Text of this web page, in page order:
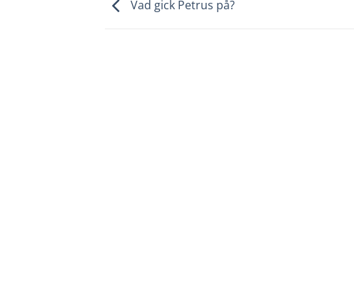
Vad gick Petrus på?